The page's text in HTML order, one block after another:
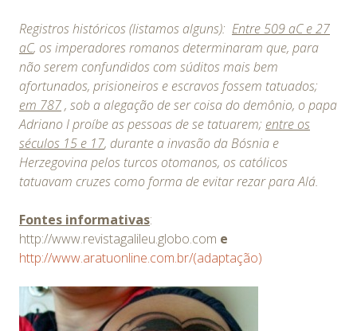
Registros históricos (listamos alguns): Entre 509 aC e 27
aC, os imperadores romanos determinaram que, para
não serem confundidos com súditos mais bem
afortunados, prisioneiros e escravos fossem tatuados;
em 787, sob a alegação de ser coisa do demônio, o papa
Adriano I proíbe as pessoas de se tatuarem; entre os
séculos 15 e 17, durante a invasão da Bósnia e
Herzegovina pelos turcos otomanos, os católicos
tatuavam cruzes como forma de evitar rezar para Alá.
Fontes informativas:
http://www.revistagalileu.globo.com e
http://www.aratuonline.com.br/(adaptação)